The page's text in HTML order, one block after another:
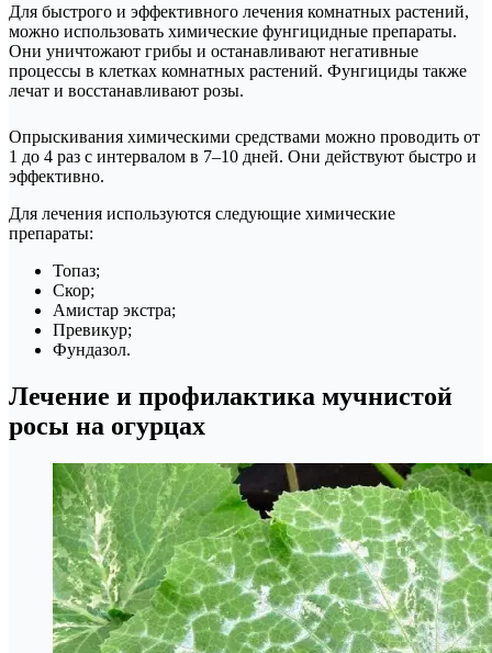
Для быстрого и эффективного лечения комнатных растений,
можно использовать химические фунгицидные препараты.
Они уничтожают грибы и останавливают негативные
процессы в клетках комнатных растений. Фунгициды также
лечат и восстанавливают розы.
Опрыскивания химическими средствами можно проводить от
1 до 4 раз с интервалом в 7–10 дней. Они действуют быстро и
эффективно.
Для лечения используются следующие химические
препараты:
Топаз;
Скор;
Амистар экстра;
Превикур;
Фундазол.
Лечение и профилактика мучнистой
росы на огурцах